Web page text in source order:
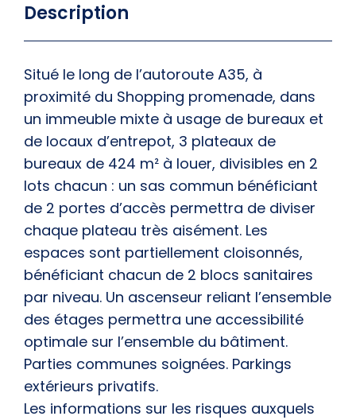
Description
Situé le long de l’autoroute A35, à
proximité du Shopping promenade, dans
un immeuble mixte à usage de bureaux et
de locaux d’entrepot, 3 plateaux de
bureaux de 424 m² à louer, divisibles en 2
lots chacun : un sas commun bénéficiant
de 2 portes d’accès permettra de diviser
chaque plateau très aisément. Les
espaces sont partiellement cloisonnés,
bénéficiant chacun de 2 blocs sanitaires
par niveau. Un ascenseur reliant l’ensemble
des étages permettra une accessibilité
optimale sur l’ensemble du bâtiment.
Parties communes soignées. Parkings
extérieurs privatifs.
Les informations sur les risques auxquels